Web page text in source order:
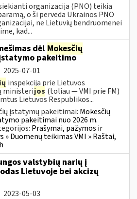
organizacija (PNO) teikia
o ši perveda Ukrainos PNO
ne Lietuvių bendruomenei
kad...
dėl Mokesčių
pakeitimo
2025-07-01
inspekcija prie Lietuvos
ministerijos (toliau — VMI prie FM)
Lietuvos Respublikos...
įstatymų pakeitimai: Mokesčių
pakeitimai nuo 2026 m.
Prašymai, pažymos ir
» Duomenų teikimas VMI » Raštai,
valstybių narių į
Lietuvoje bei akcizų
2023-05-03